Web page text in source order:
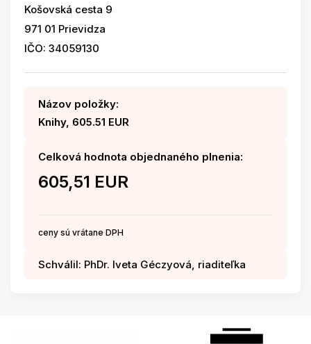
Košovská cesta 9
971 01 Prievidza
IČO: 34059130
Názov položky:
Knihy, 605.51 EUR
Celková hodnota objednaného plnenia:
605,51 EUR
ceny sú vrátane DPH
Schválil: PhDr. Iveta Géczyová, riaditeľka